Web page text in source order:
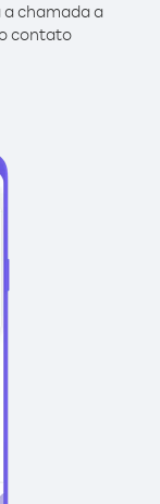
chamada a
contato